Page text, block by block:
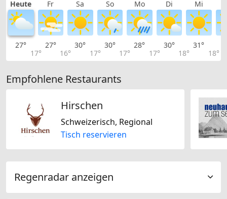
Heute Fr Sa So Mo Di Mi
27°
17°
27°
16°
30°
17°
30°
17°
28°
17°
30°
18°
31°
18°
Empfohlene Restaurants
Hirschen
Schweizerisch, Regional
Tisch reservieren
Regenradar anzeigen